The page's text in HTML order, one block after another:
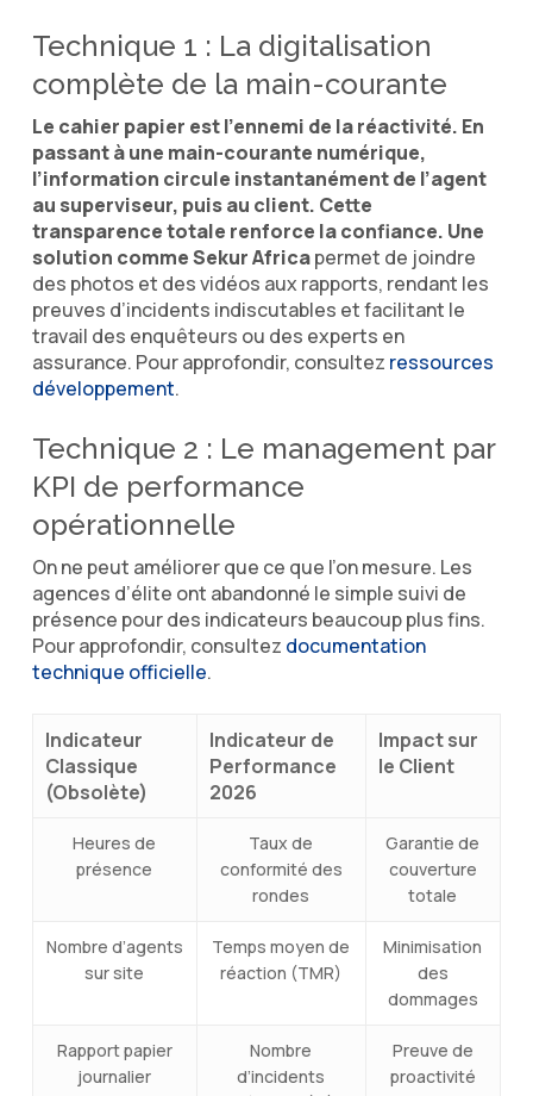
Technique 1 : La digitalisation
complète de la main-courante
Le cahier papier est l’ennemi de la réactivité. En
passant à une main-courante numérique,
l’information circule instantanément de l’agent
au superviseur, puis au client. Cette
transparence totale renforce la confiance. Une
solution comme Sekur Africapermet de joindre
des photos et des vidéos aux rapports, rendant les
preuves d’incidents indiscutables et facilitant le
travail des enquêteurs ou des experts en
assurance. Pour approfondir, consultez ressources
développement.
Technique 2 : Le management par
KPI de performance
opérationnelle
On ne peut améliorer que ce que l’on mesure. Les
agences d’élite ont abandonné le simple suivi de
présence pour des indicateurs beaucoup plus fins.
Pour approfondir, consultez documentation
technique officielle.
Indicateur
Classique
(Obsolète)
Indicateur de
Performance
2026
Impact sur
le Client
Heures de
présence
Taux de
conformité des
rondes
Garantie de
couverture
totale
Nombre d’agents
sur site
Temps moyen de
réaction (TMR)
Minimisation
des
dommages
Rapport papier
journalier
Nombre
d’incidents
Preuve de
proactivité